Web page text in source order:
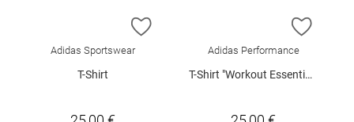
ZUR WUNSCHLISTE HINZUFÜGEN
Adidas Sportswear
T-Shirt
ZUR
Adidas Performance
T-Shirt "Workout Essentials"